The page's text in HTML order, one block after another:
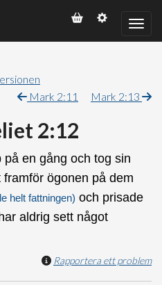
Mark 2:11
Mark 2:13
2:12
en gång och tog sin
ögonen på dem
helt fattningen) och prisade
aldrig sett något
Rapportera ett problem